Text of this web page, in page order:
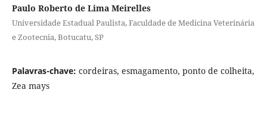
Paulo Roberto de Lima Meirelles
Universidade Estadual Paulista, Faculdade de Medicina Veterinária
e Zootecnia, Botucatu, SP
Palavras-chave: cordeiras, esmagamento, ponto de colheita,
Zea mays